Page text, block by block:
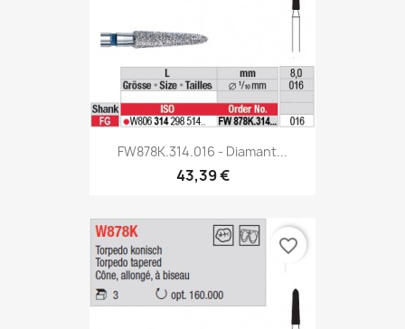
FW878K.314.016 - Diamant...
43,39 €
favorite_border